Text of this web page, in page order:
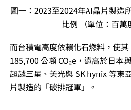
圖一：2023至2024年AI晶片製造
比例 （單位：百萬
而台積電高度依賴化石燃料，使
185,700 公噸 CO₂e，遠高於日本
超越三星、美光與 SK hynix 等東
片製造的「碳排冠軍」。